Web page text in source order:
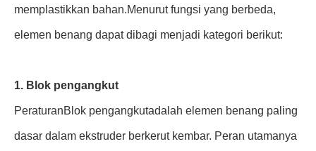
memplastikkan bahan.Menurut fungsi yang berbeda,
elemen benang dapat dibagi menjadi kategori berikut:
1. Blok pengangkut
PeraturanBlok pengangkutadalah elemen benang paling
dasar dalam ekstruder berkerut kembar. Peran utamanya